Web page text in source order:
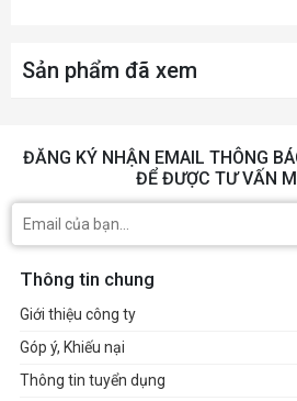
Sản phẩm đã xem
ĐĂNG KÝ NHẬN EMAIL THÔNG
ĐỂ ĐƯỢC TƯ VẤN
Thông tin chung
Giới thiệu công ty
Góp ý, Khiếu nại
Thông tin tuyển dụng